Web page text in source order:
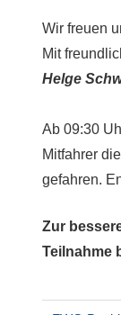
Wir freuen
Mit
Helge
Ab 09:30
Mitfahrer
gefahren.
Zur
Teilnahme